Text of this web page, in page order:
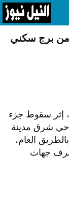
برج سكني
إثر سقوط جزء
حي شرق مدينة
العام،
جهات